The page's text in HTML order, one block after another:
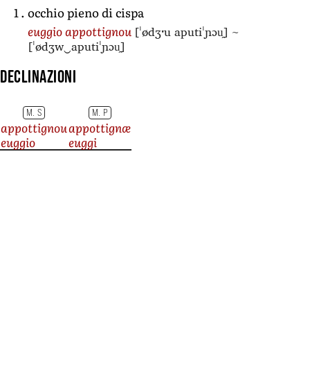
occhio pieno di cispa
euggio appottignou [ˈødʒˑu aputiˈɲɔu̯] ~
[ˈødʒw‿aputiˈɲɔu̯]
Declinazioni
M. S M. P
appottignouappottignæ
euggio
euggi